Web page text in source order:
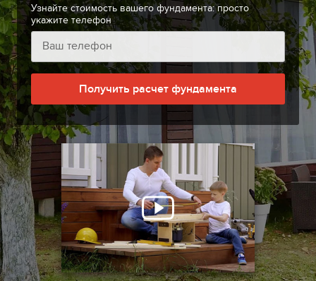
Узнайте стоимость вашего фундамента: просто
укажите телефон
Получить расчет фундамента